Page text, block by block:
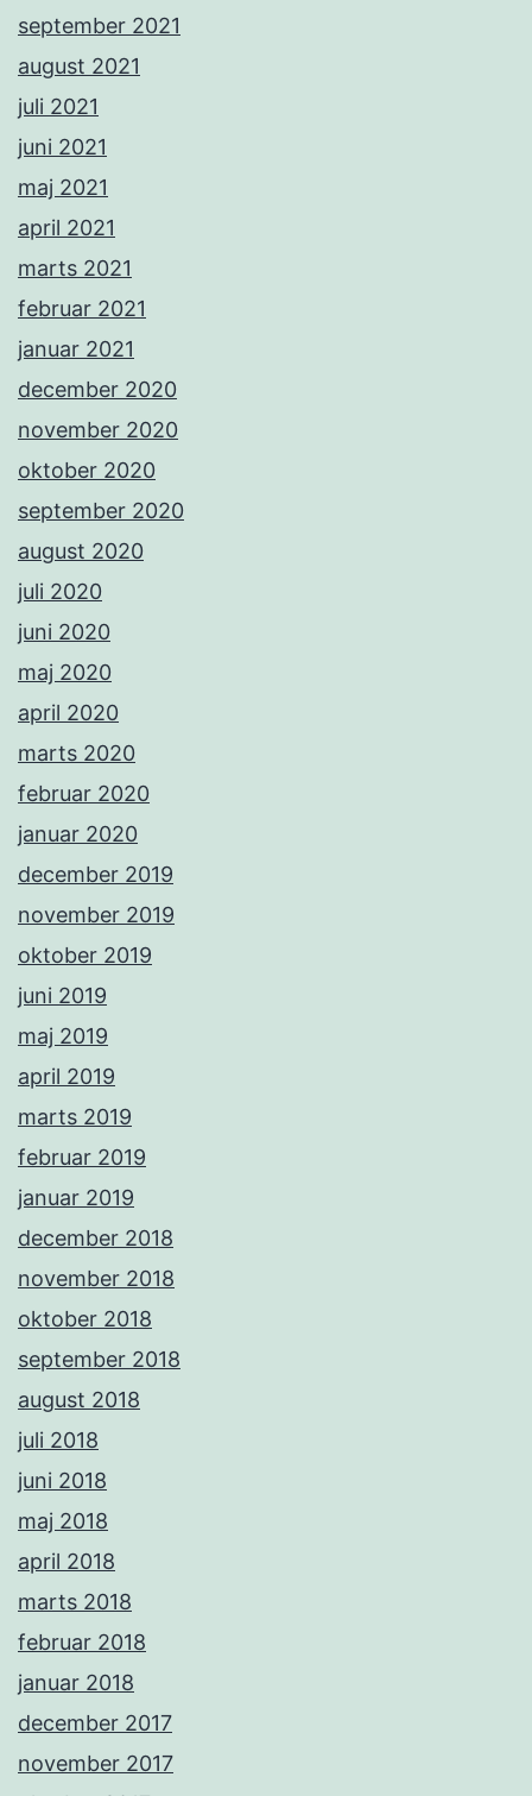
september 2021
august 2021
juli 2021
juni 2021
maj 2021
april 2021
marts 2021
februar 2021
januar 2021
december 2020
november 2020
oktober 2020
september 2020
august 2020
juli 2020
juni 2020
maj 2020
april 2020
marts 2020
februar 2020
januar 2020
december 2019
november 2019
oktober 2019
juni 2019
maj 2019
april 2019
marts 2019
februar 2019
januar 2019
december 2018
november 2018
oktober 2018
september 2018
august 2018
juli 2018
juni 2018
maj 2018
april 2018
marts 2018
februar 2018
januar 2018
december 2017
november 2017